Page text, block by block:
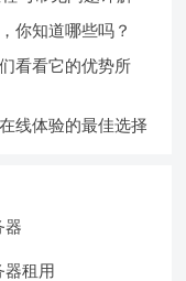
你知道哪些吗？
看看它的优势所
线体验的最佳选择
器
器租用